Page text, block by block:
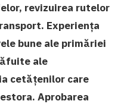
revizuirea rutelor
Experiența
bune ale primăriei
ale
cetățenilor care
Aprobarea